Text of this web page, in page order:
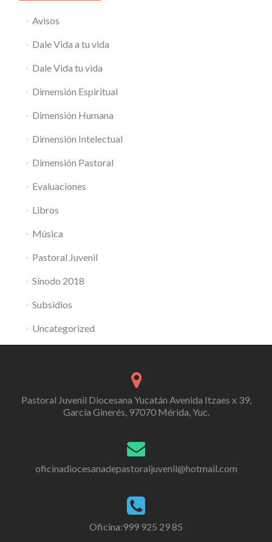
Avisos
Dale Vida a tu vida
Dale Vida tu vida
Dimensión Espiritual
Dimensión Humana
Dimensión Intelectual
Dimensión Pastoral
Evaluaciones
Libros
Música
Pastoral Juvenil
Sínodo 2018
Subsidios
Uncategorized
Pastoral Juvenil Diocesana Yucatán Avenida Itzaes x 39,
García Ginerés, 97070 Mérida, Yuc.
oficinadiocesanadepastoraljuvenil@hotmail.com
Oficina:999 925 29 85